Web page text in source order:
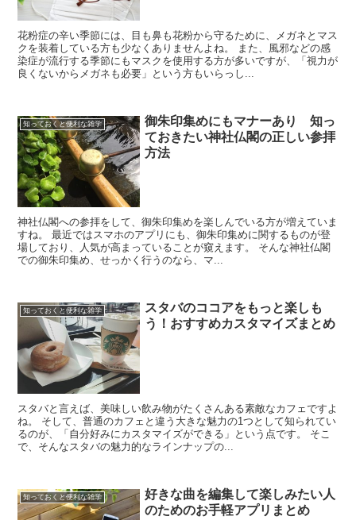
花粉症の辛い季節には、目も鼻も花粉から守るために、メガネとマス
クを装着している方も少なくありませんよね。 また、風邪などの感
染症が流行する季節にもマスクを使用する方が多いですが、「視力が
良くないからメガネも必要」という方もいらっし...
知っておくと便利な雑学
御朱印集めにもマナーあり 知っ
ておきたい神社仏閣の正しい参拝
方法
神社仏閣への参拝をして、御朱印集めを楽しんでいる方が増えていま
すね。 最近ではスマホのアプリにも、御朱印集めに関するものが登
場しており、人気が高まっていることが窺えます。 そんな神社仏閣
での御朱印集め、せっかく行うのなら、マ...
知っておくと便利な雑学
スタバのココアをもっと楽しも
う！おすすめカスタマイズまとめ
スタバと言えば、美味しい飲み物がたくさんある素敵なカフェですよ
ね。 そして、普通のカフェと違う大きな魅力の1つとして知られてい
るのが、「自分好みにカスタマイズができる」という点です。 そこ
で、そんなスタバの魅力的なラインナップの...
知っておくと便利な雑学
好きな曲を編集して楽しみたい人
のためのお手軽アプリまとめ